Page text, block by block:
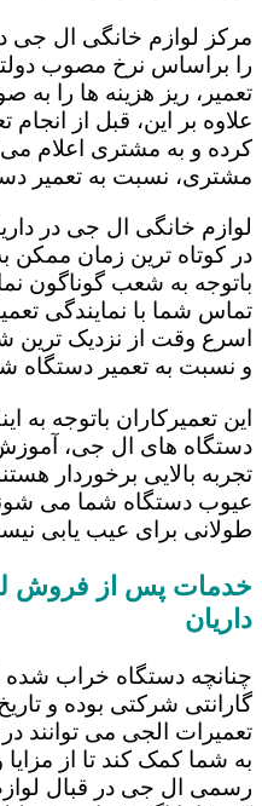
مرکز لوازم خانگی ال جی
را براساس نرخ مصوب
تعمیر، ریز هزینه ها را به
علاوه بر این، قبل از انجام
کرده و به مشتری اعلام
مشتری، نسبت به تعمیر
لوازم خانگی ال جی در
در کوتاه ترین زمان ممکن
باتوجه به شعب گوناگون
تماس شما با نمایندگی
اسرع وقت از نزدیک
و نسبت به تعمیر دستگاه
این تعمیرکاران باتوجه به
دستگاه های ال جی، آموزش
تجربه بالایی برخوردار
عیوب دستگاه شما می
طولانی برای عیب یابی
خدمات پس از فروش
داریان
چنانچه دستگاه خراب
گارانتی شرکتی بوده و
تعمیرات الجی می توانند
به شما کمک کند تا از مزایا
رسمی ال جی در قبال